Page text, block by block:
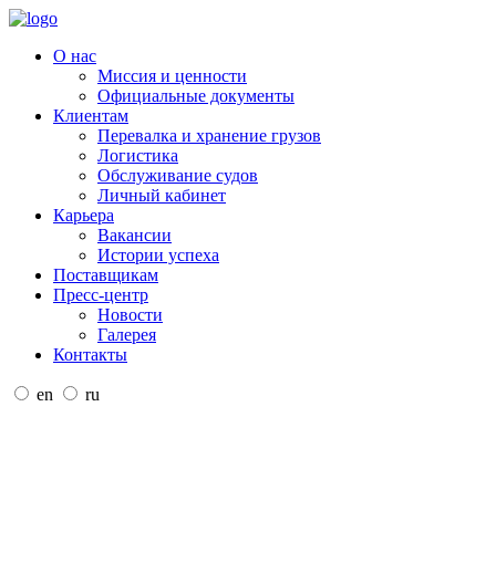
О нас
Миссия и ценности
Официальные документы
Клиентам
Перевалка и хранение грузов
Логистика
Обслуживание судов
Личный кабинет
Карьера
Вакансии
Истории успеха
Поставщикам
Пресс-центр
Новости
Галерея
Контакты
en ru